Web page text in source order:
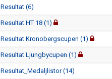
Resultat (6)
Resultat HT 18 (1)
Resultat Kronobergscupen (1)
Resultat Ljungbycupen (1)
Resultat_Medaljlistor (14)